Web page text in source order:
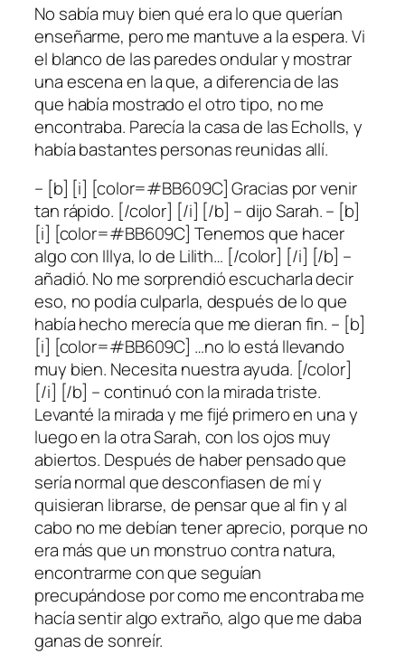
No sabía muy bien qué era lo que querían
enseñarme, pero me mantuve a la espera. Vi
el blanco de las paredes ondular y mostrar
una escena en la que, a diferencia de las
que había mostrado el otro tipo, no me
encontraba. Parecía la casa de las Echolls, y
había bastantes personas reunidas allí.
– [b] [i] [color=#BB609C] Gracias por venir
tan rápido. [/color] [/i] [/b] – dijo Sarah. – [b]
[i] [color=#BB609C] Tenemos que hacer
algo con Illya, lo de Lilith… [/color] [/i] [/b] –
añadió. No me sorprendió escucharla decir
eso, no podía culparla, después de lo que
había hecho merecía que me dieran fin. – [b]
[i] [color=#BB609C] …no lo está llevando
muy bien. Necesita nuestra ayuda. [/color]
[/i] [/b] – continuó con la mirada triste.
Levanté la mirada y me fijé primero en una y
luego en la otra Sarah, con los ojos muy
abiertos. Después de haber pensado que
sería normal que desconfiasen de mí y
quisieran librarse, de pensar que al fin y al
cabo no me debían tener aprecio, porque no
era más que un monstruo contra natura,
encontrarme con que seguían
precupándose por como me encontraba me
hacía sentir algo extraño, algo que me daba
ganas de sonreír.